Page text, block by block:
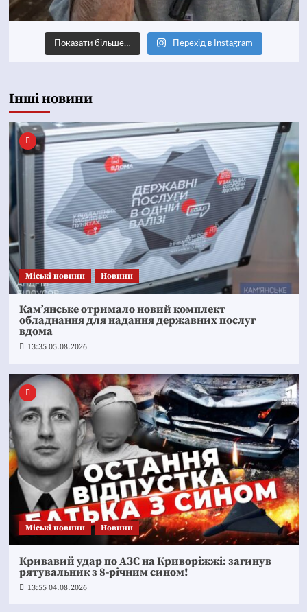
Показати більше… Перехід в Instagram
Інші новини
Mіські новини Новини
Кам’янське отримало новий комплект
обладнання для надання державних послуг
вдома
13:35 05.08.2026
Mіські новини Новини
Кривавий удар по АЗС на Криворіжжі: загинув
рятувальник з 8-річним сином!
13:55 04.08.2026